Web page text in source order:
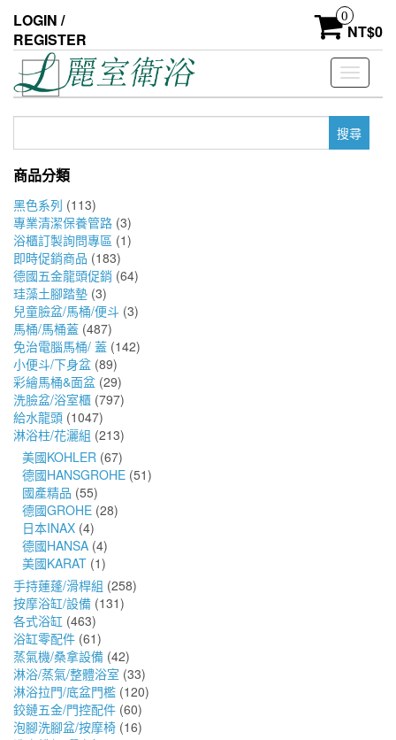
the
content
LOGIN /
REGISTER
0
NT$0
Toggle
鍵
商品分類
黑色系列 (113)
專業清潔保養管路 (3)
浴櫃訂製詢問專區 (1)
即時促銷商品 (183)
德國五金龍頭促銷 (64)
珪藻土腳踏墊 (3)
兒童臉盆/馬桶/便斗 (3)
馬桶/馬桶蓋 (487)
免治電腦馬桶/ 蓋 (142)
小便斗/下身盆 (89)
彩繪馬桶&面盆 (29)
洗臉盆/浴室櫃 (797)
給水龍頭 (1047)
淋浴柱/花灑組 (213)
美國KOHLER (67)
德國HANSGROHE (51)
國產精品 (55)
德國GROHE (28)
日本INAX (4)
德國HANSA (4)
美國KARAT (1)
手持蓮蓬/滑桿組 (258)
按摩浴缸/設備 (131)
各式浴缸 (463)
浴缸零配件 (61)
蒸氣機/桑拿設備 (42)
淋浴/蒸氣/整體浴室 (33)
淋浴拉門/底盆門檻 (120)
鉸鏈五金/門控配件 (60)
泡腳洗腳盆/按摩椅 (16)